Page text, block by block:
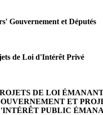
Gouvernement et Députés
de Loi d'Intérêt Privé
DE LOI
ET
PUBLIC